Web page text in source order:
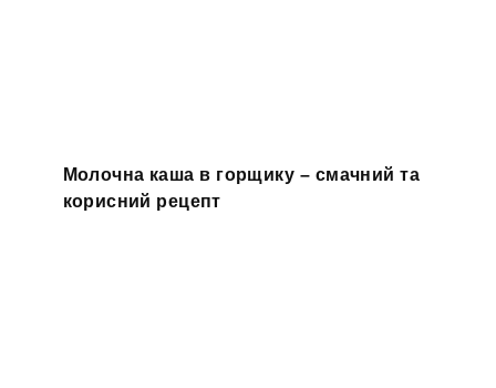
Молочна каша в горщику – смачний та
корисний рецепт